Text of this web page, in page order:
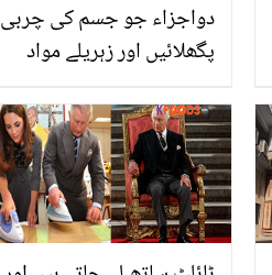
دواجزاء جو جسم کی چربی
پگھلائیں اور زہریلے مواد